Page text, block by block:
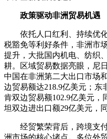
政策驱动非洲贸易机遇
依托人口红利、持续优化
税豁免等利好条件，非洲市
提升，大批国内机电、纺织
耕。区域贸易数据亮眼，尼
中国在非洲第二大出口市场
边贸易额达218.9亿美元；东
肯双边贸易额102.9亿美元，
坦双边进出口额29亿美元，
经贸繁荣背后，跨境支付
洲市场的核心堵点。多位外